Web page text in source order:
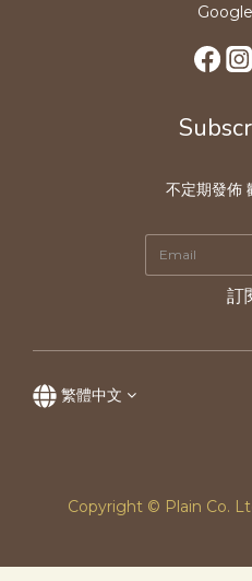
不定期發佈
訂
繁體中文
Copyright © Plain Co.